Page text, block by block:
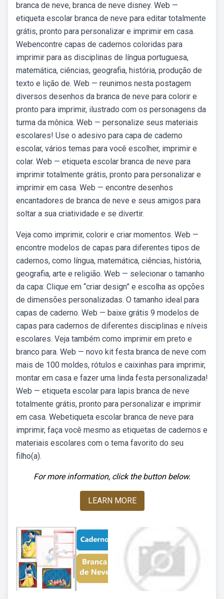
branca de neve, branca de neve disney. Web —
etiqueta escolar branca de neve para editar totalmente
grátis, pronto para personalizar e imprimir em casa.
Webencontre capas de cadernos coloridas para
imprimir para as disciplinas de língua portuguesa,
matemática, ciências, geografia, história, produção de
texto e lição de. Web — reunimos nesta postagem
diversos desenhos da branca de neve para colorir e
pronto para imprimir, ilustrado com os personagens da
turma da mônica. Web — personalize seus materiais
escolares! Use o adesivo para capa de caderno
escolar, vários temas para você escolher, imprimir e
colar. Web — etiqueta escolar branca de neve para
imprimir totalmente grátis, pronto para personalizar e
imprimir em casa. Web — encontre desenhos
encantadores de branca de neve e seus amigos para
soltar a sua criatividade e se divertir.
Veja como imprimir, colorir e criar momentos. Web —
encontre modelos de capas para diferentes tipos de
cadernos, como língua, matemática, ciências, história,
geografia, arte e religião. Web — selecionar o tamanho
da capa: Clique em “criar design” e escolha as opções
de dimensões personalizadas. O tamanho ideal para
capas de caderno. Web — baixe grátis 9 modelos de
capas para cadernos de diferentes disciplinas e níveis
escolares. Veja também como imprimir em preto e
branco para. Web — novo kit festa branca de neve com
mais de 100 moldes, rótulos e caixinhas para imprimir,
montar em casa e fazer uma linda festa personalizada!
Web — etiqueta escolar para lapis branca de neve
totalmente grátis, pronto para personalizar e imprimir
em casa. Webetiqueta escolar branca de neve para
imprimir, faça você mesmo as etiquetas de cadernos e
materiais escolares com o tema favorito do seu
filho(a).
For more information, click the button below.
LEARN MORE